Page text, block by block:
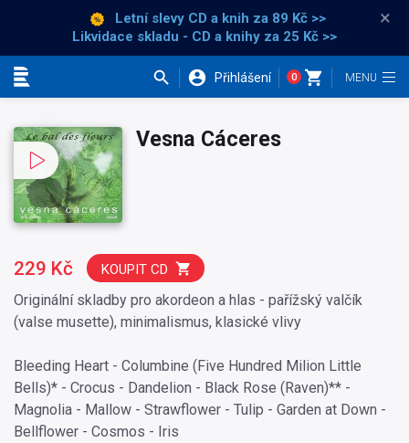
Letní slevy CD a knih za 89 Kč >>
Likvidace skladu - CD a knihy za 25 Kč >>
×
Přihlášení 0
Vesna Cáceres
Originální skladby pro akordeon a hlas - pařížský valčík
(valse musette), minimalismus, klasické vlivy
Bleeding Heart - Columbine (Five Hundred Milion Little
Bells)* - Crocus - Dandelion - Black Rose (Raven)** -
Magnolia - Mallow - Strawflower - Tulip - Garden at Down -
Bellflower - Cosmos - Iris
229 Kč KOUPIT CD